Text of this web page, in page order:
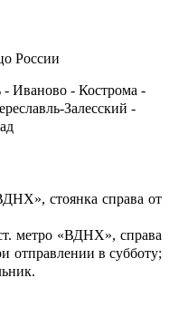
России
Иваново - Кострома -
Залесский -
стоянка справа от
метро «ВДНХ», справа
отправлении в субботу;